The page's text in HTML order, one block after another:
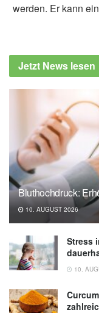
Abbas
and
werden. Er kann
Jetzt News lesen
Bluthochdruck:
10. AUGUST 2026
Stress
10.